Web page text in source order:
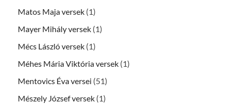
Matos Maja versek (1)
Mayer Mihály versek (1)
Mécs László versek (1)
Méhes Mária Viktória versek (1)
Mentovics Éva versei (51)
Mészely József versek (1)